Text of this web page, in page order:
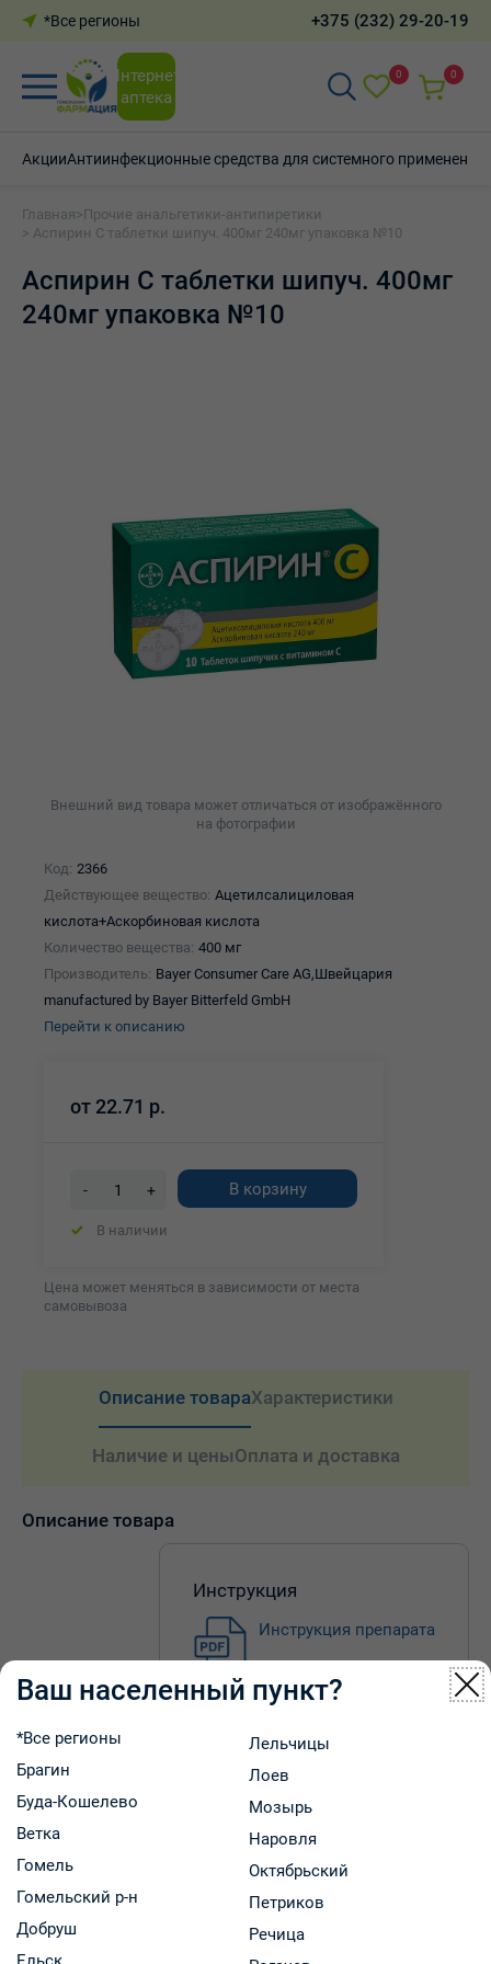
*Все регионы +375 (232) 29-20-19
Интернет-
аптека
0 0
АкцииАнтиинфекционные средства для системного применения
Главная >Прочие анальгетики-антипиретики
> Аспирин С таблетки шипуч. 400мг 240мг упаковка №10
Аспирин С таблетки шипуч. 400мг
240мг упаковка №10
Внешний вид товара может отличаться от изображённого
на фотографии
Код: 2366
Действующее вещество: Ацетилсалициловая
кислота+Аскорбиновая кислота
Количество вещества: 400 мг
Производитель: Bayer Consumer Care AG,Швейцария
manufactured by Bayer Bitterfeld GmbH
Перейти к описанию
от 22.71 р.
- + В корзину
В наличии
Цена может меняться в зависимости от места
самовывоза
Описание товараХарактеристики
Наличие и ценыОплата и доставка
Описание товара
Инструкция
Инструкция препарата
Ацетилсалициловая кислота оказывает
обезболивающее, жаропонижающее,
противовоспалительное действие, связанное с
подавлением циклооксигеназ 1 и 2, регулирующих
синтез простагландинов; тормозит агрегацию
тромбоцитов.
Аскорбиновая кислота играет важную роль в регуляции
окислительно-восстановительных процессов,
Ваш населенный пункт?
*Все регионы
Брагин
Буда-Кошелево
Ветка
Гомель
Гомельский р-н
Добруш
Лельчицы
Лоев
Мозырь
Наровля
Октябрьский
Петриков
Речица